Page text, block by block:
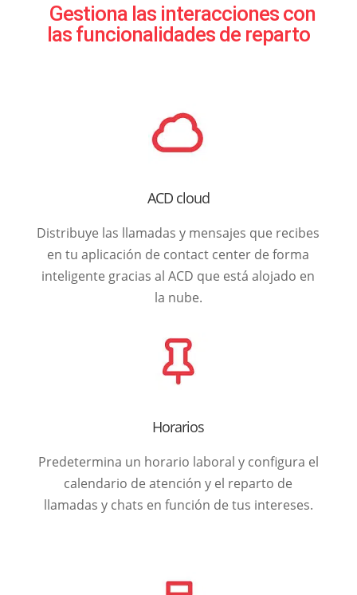
Gestiona las interacciones con
las funcionalidades de reparto
ACD cloud
Distribuye las llamadas y mensajes que recibes
en tu aplicación de contact center de forma
inteligente gracias al ACD que está alojado en
la nube.
Horarios
Predetermina un horario laboral y configura el
calendario de atención y el reparto de
llamadas y chats en función de tus intereses.